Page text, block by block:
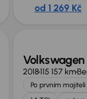
od 1 269 Kč
Zlevněno o 20
2018115 157 km
Po prvním majiteli